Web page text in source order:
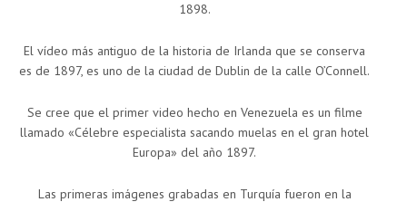
1898.
El vídeo más antiguo de la historia de Irlanda que se conserva
es de 1897, es uno de la ciudad de Dublin de la calle O’Connell.
Se cree que el primer video hecho en Venezuela es un filme
llamado «Célebre especialista sacando muelas en el gran hotel
Europa» del año 1897.
Las primeras imágenes grabadas en Turquía fueron en la